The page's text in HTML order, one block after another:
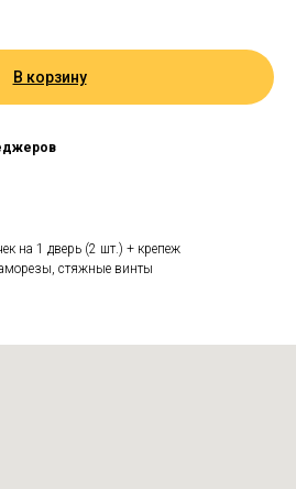
В корзину
на 1 дверь (2 шт.) + крепеж
стяжные винты